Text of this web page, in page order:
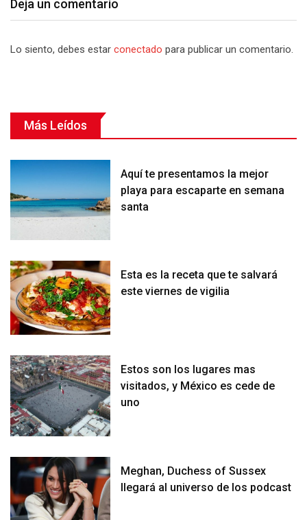
Deja un comentario
Lo siento, debes estar conectado para publicar un comentario.
Más Leídos
Aquí te presentamos la mejor
playa para escaparte en semana
santa
Esta es la receta que te salvará
este viernes de vigilia
Estos son los lugares mas
visitados, y México es cede de
uno
Meghan, Duchess of Sussex
llegará al universo de los podcast